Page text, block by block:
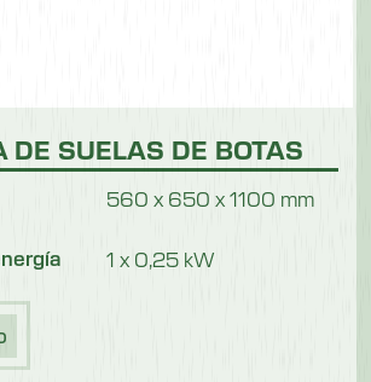
DE SUELAS DE BOTAS
560 x 650 x 1100 mm
1 x 0,25 kW